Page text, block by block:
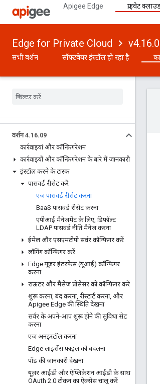
Apigee Edge प्राइवेट
Edge for Private Cloud
सभी वर्शन सॉफ़्टवेयर इंस्टॉल हो रहा है
वर्शन 4.16.09
कार्रवाइयां और कॉन्फ़िगरेशन
कार्रवाइयों और कॉन्फ़िगरेशन के बारे में जानकारी
इंस्टॉल करने के टास्क
पासवर्ड रीसेट करें
एज पासवर्ड रीसेट करना
BaaS पासवर्ड रीसेट करना
एपीआई मैनेजमेंट के लिए, डिफ़ॉल्ट
LDAP पासवर्ड नीति मैनेज करना
ईमेल और एसएमटीपी सर्वर कॉन्फ़िगर करें
लॉगिंग कॉन्फ़िगर करें
Edge यूज़र इंटरफ़ेस (यूआई) कॉन्फ़िगर
करना
राऊटर और मैसेज प्रोसेसर को कॉन्फ़िगर करें
शुरू करना, बंद करना, रीस्टार्ट करना, और
Apigee Edge की स्थिति देखना
सर्वर के अपने-आप शुरू होने की सुविधा सेट
करना
एज अनइंस्टॉल करना
Edge लाइसेंस फ़ाइल को बदलना
पॉड की जानकारी देखना
यूज़र आईडी और ऐप्लिकेशन आईडी के साथ
OAuth 2.0 टोकन का ऐक्सेस चालू करें